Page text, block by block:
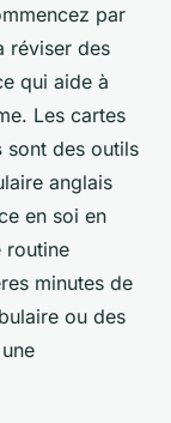
par
réviser des
qui aide à
Les cartes
sont des outils
anglais
en soi en
routine
minutes de
ou des